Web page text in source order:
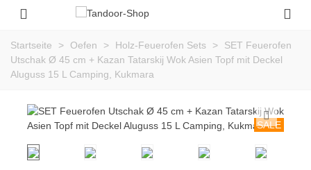
Startseite > Oefen > Holz-Feuerofen Sets >
SET Feuerofen
Utschak Ø 45 cm + Kazan Tatarskij Wok Asien Topf mit Deckel
Aluguss 15 L Camping, Kukmara
SALE